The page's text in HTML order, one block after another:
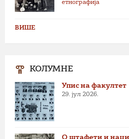
етнографија
ВИШЕ
КОЛУМНЕ
Упис на факултет
29. јул 2026.
О штафети и